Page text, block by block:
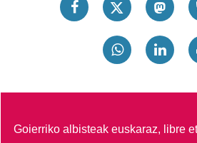
Goierriko albisteak euskaraz, libre